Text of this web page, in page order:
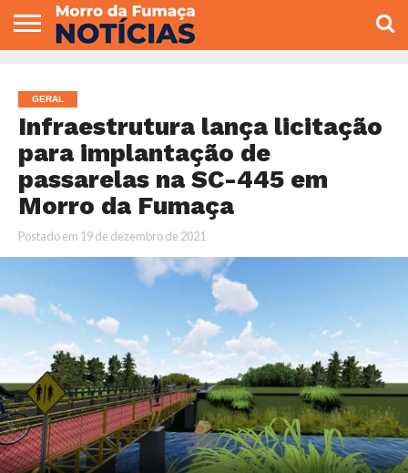
VEREADORES
GERAL
Infraestrutura lança licitação
para implantação de
passarelas na SC-445 em
Morro da Fumaça
Postado em 19 de dezembro de 2021